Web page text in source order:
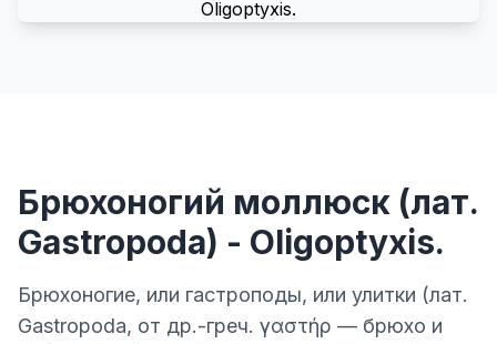
Брюхоногий моллюск (лат.
Gastropoda) - Oligoptyxis.
Брюхоногие, или гастроподы, или улитки (лат.
Gastropoda, от др.-греч. γαστήρ — брюхо и